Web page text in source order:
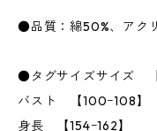
●品質：綿50%、アク
●タグサイズサイズ 【
バスト 【100ｰ108】
身長 【154ｰ162】